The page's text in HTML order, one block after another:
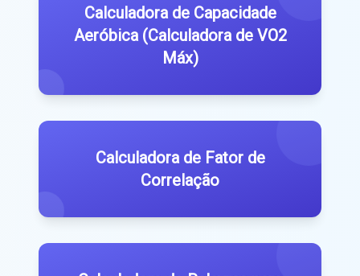
Calculadora de Capacidade
Aeróbica (Calculadora de VO2
Máx)
Calculadora de Fator de
Correlação